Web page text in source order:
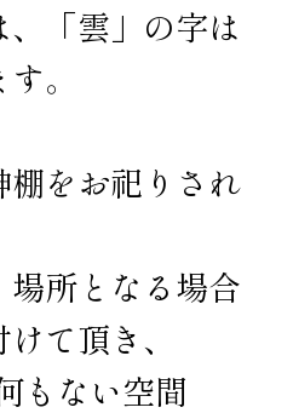
「雲」の字は
。
棚をお祀りされ
所となる場合
て頂き、
もない空間